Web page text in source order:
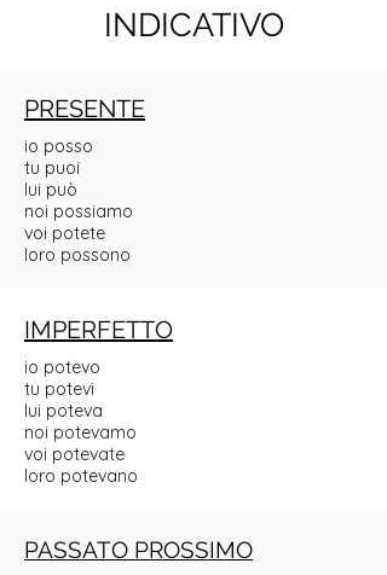
INDICATIVO
PRESENTE
io posso
tu puoi
lui può
noi possiamo
voi potete
loro possono
IMPERFETTO
io potevo
tu potevi
lui poteva
noi potevamo
voi potevate
loro potevano
PASSATO PROSSIMO